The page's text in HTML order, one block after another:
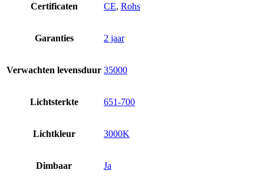
Certificaten CE, Rohs
Garanties 2 jaar
Verwachten levensduur 35000
Lichtsterkte 651-700
Lichtkleur 3000K
Dimbaar Ja